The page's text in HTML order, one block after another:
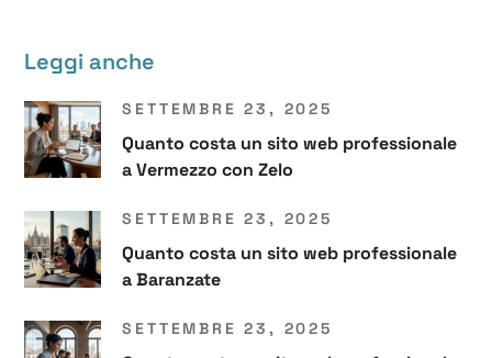
Leggi anche
SETTEMBRE 23, 2025
Quanto costa un sito web professionale
a Vermezzo con Zelo
SETTEMBRE 23, 2025
Quanto costa un sito web professionale
a Baranzate
SETTEMBRE 23, 2025